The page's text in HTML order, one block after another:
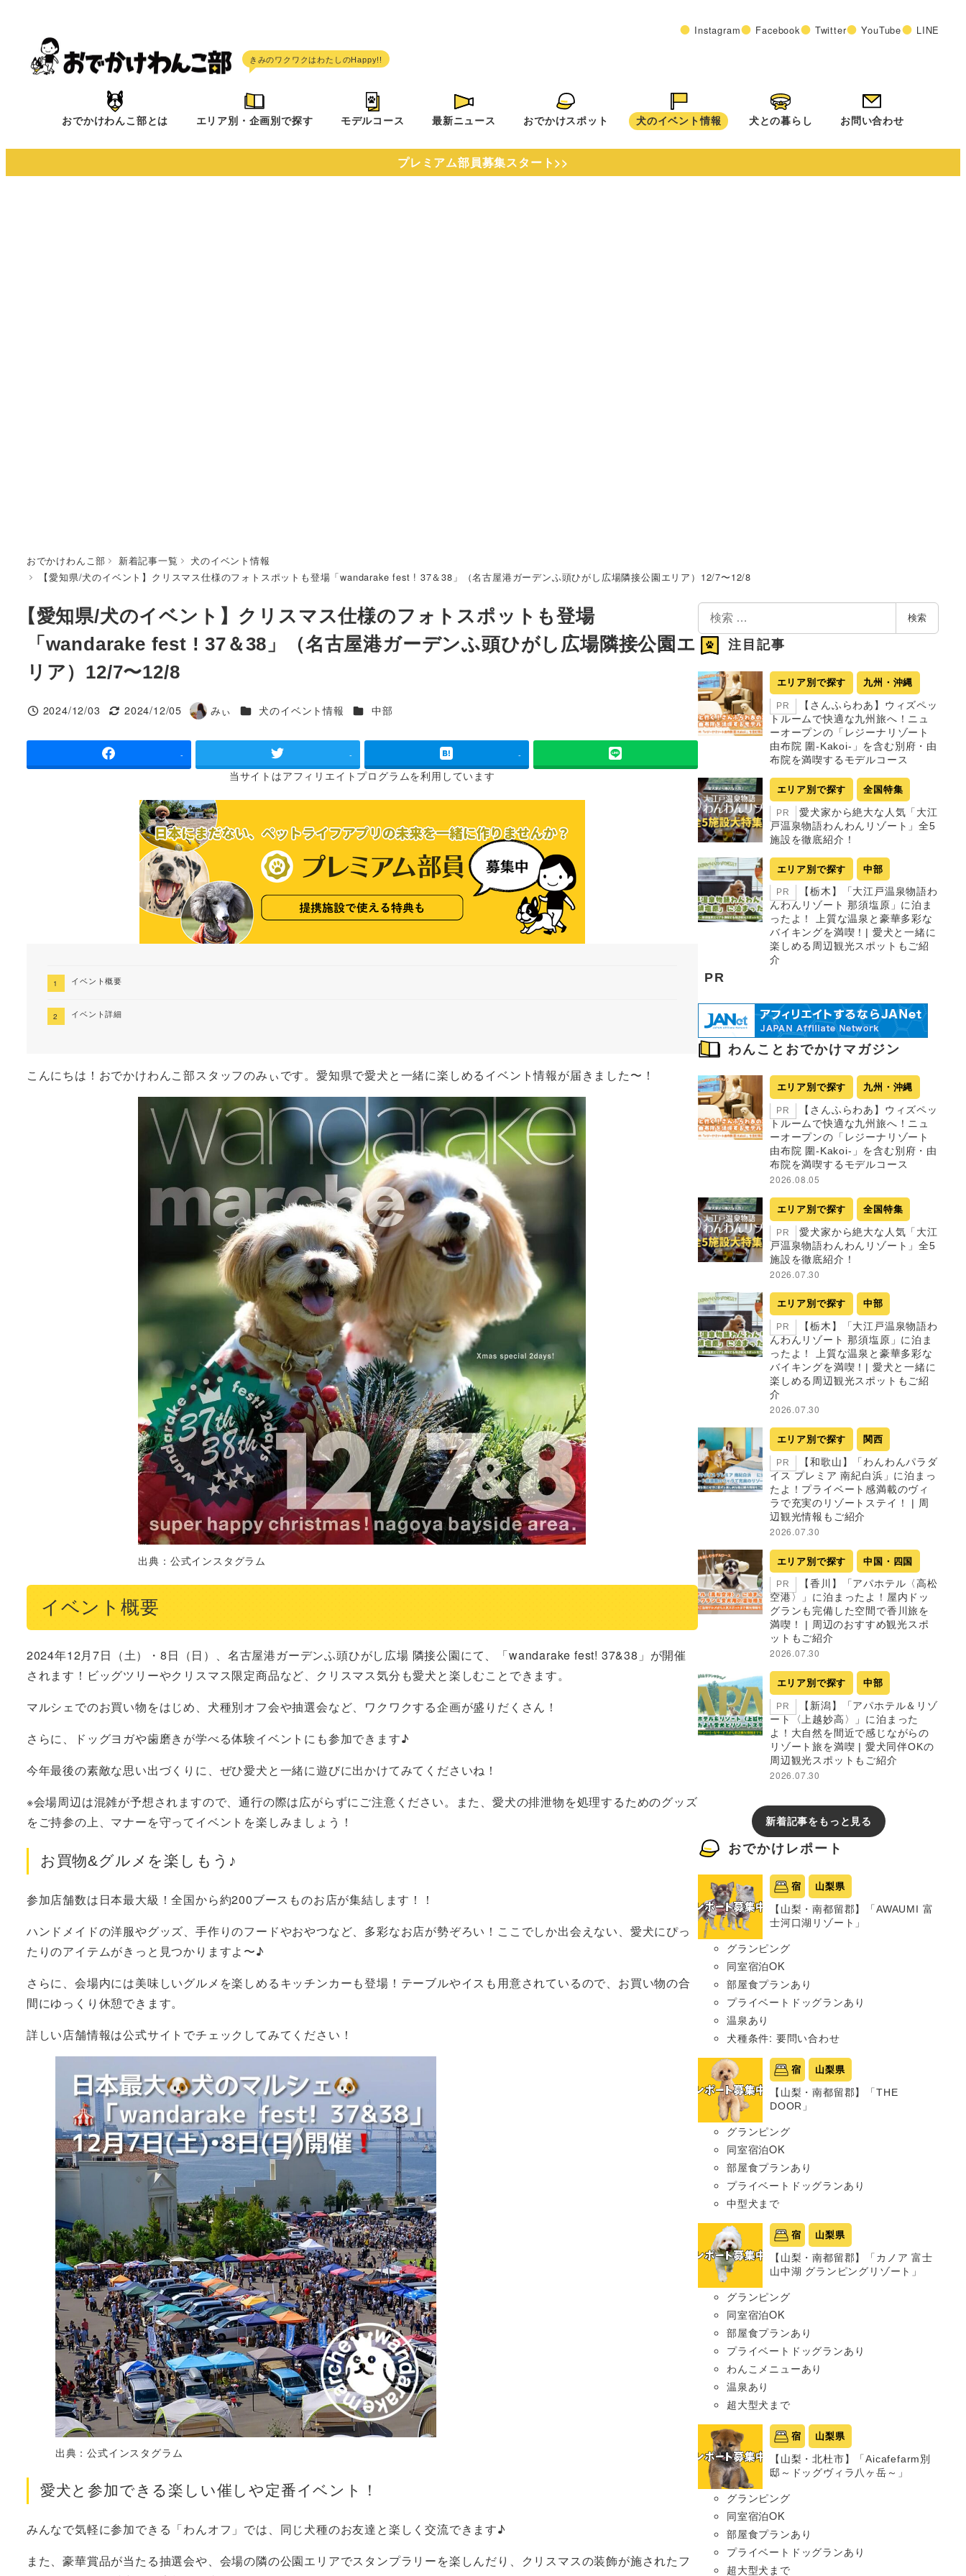
へ
Instagram Facebook Twitter YouTube LINE
おでかけわんこ部とは エリア別・企画別で探す モデルコース 最新ニュース おでかけスポット 犬のイベント情報 犬との暮らし お問い合わせ
プレミアム部員募集スタート>>
おでかけわんこ部 新着記事一覧
犬のイベント情報
【愛知県/犬のイベント】クリスマス仕様のフォトスポットも登場「wandarake fest ! 37＆38」（名古屋港ガーデンふ頭ひがし広場隣接公園エリア）12/7〜12/8
【愛知県/犬のイベント】クリスマス仕様のフォトスポットも登場
「wandarake fest ! 37＆38」（名古屋港ガーデンふ頭ひがし広場隣接公園エ
リア）12/7〜12/8
投稿日
2024/12/03
更新日
2024/12/05
著
みぃ カテゴリー
犬のイベント情報 カテゴリー
中部
- - -
当サイトはアフィリエイトプログラムを利用しています
イベント概要
イベント詳細
こんにちは！おでかけわんこ部スタッフのみぃです。愛知県で愛犬と一緒に楽しめるイベント情報が届きました〜！
出典：公式インスタグラム
イベント概要
2024年12月7日（土）・8日（日）、名古屋港ガーデンふ頭ひがし広場 隣接公園にて、「wandarake fest! 37&38」が開催
されます！ビッグツリーやクリスマス限定商品など、クリスマス気分も愛犬と楽しむことできます。
マルシェでのお買い物をはじめ、犬種別オフ会や抽選会など、ワクワクする企画が盛りだくさん！
さらに、ドッグヨガや歯磨きが学べる体験イベントにも参加できます♪
今年最後の素敵な思い出づくりに、ぜひ愛犬と一緒に遊びに出かけてみてくださいね！
※会場周辺は混雑が予想されますので、通行の際は広がらずにご注意ください。また、愛犬の排泄物を処理するためのグッズ
をご持参の上、マナーを守ってイベントを楽しみましょう！
お買物&グルメを楽しもう♪
参加店舗数は日本最大級！全国から約200ブースものお店が集結します！！
ハンドメイドの洋服やグッズ、手作りのフードやおやつなど、多彩なお店が勢ぞろい！ここでしか出会えない、愛犬にぴっ
たりのアイテムがきっと見つかりますよ〜♪
さらに、会場内には美味しいグルメを楽しめるキッチンカーも登場！テーブルやイスも用意されているので、お買い物の合
間にゆっくり休憩できます。
詳しい店舗情報は公式サイトでチェックしてみてください！
出典：公式インスタグラム
愛犬と参加できる楽しい催しや定番イベント！
みんなで気軽に参加できる「わんオフ」では、同じ犬種のお友達と楽しく交流できます♪
また、豪華賞品が当たる抽選会や、会場の隣の公園エリアでスタンプラリーを楽しんだり、クリスマスの装飾が施されたフ
検
索
検索
注目記事
エリア別で探す 九州・沖縄
PR
【さんふらわあ】ウィズペッ
トルームで快適な九州旅へ！ニュ
ーオープンの「レジーナリゾート
由布院 圍-Kakoi-」を含む別府・由
布院を満喫するモデルコース
エリア別で探す 全国特集
PR
愛犬家から絶大な人気「大江
戸温泉物語わんわんリゾート」全5
施設を徹底紹介！
エリア別で探す 中部
PR
【栃木】「大江戸温泉物語わ
んわんリゾート 那須塩原」に泊ま
ったよ！ 上質な温泉と豪華多彩な
バイキングを満喫！| 愛犬と一緒に
楽しめる周辺観光スポットもご紹
介
PR
わんことおでかけマガジン
エリア別で探す 九州・沖縄
PR
【さんふらわあ】ウィズペッ
トルームで快適な九州旅へ！ニュ
ーオープンの「レジーナリゾート
由布院 圍-Kakoi-」を含む別府・由
布院を満喫するモデルコース
2026.08.05
エリア別で探す 全国特集
PR
愛犬家から絶大な人気「大江
戸温泉物語わんわんリゾート」全5
施設を徹底紹介！
2026.07.30
エリア別で探す 中部
PR
【栃木】「大江戸温泉物語わ
んわんリゾート 那須塩原」に泊ま
ったよ！ 上質な温泉と豪華多彩な
バイキングを満喫！| 愛犬と一緒に
楽しめる周辺観光スポットもご紹
介
2026.07.30
エリア別で探す 関西
PR
【和歌山】「わんわんパラダ
イス プレミア 南紀白浜」に泊まっ
たよ！プライベート感満載のヴィ
ラで充実のリゾートステイ！ | 周
辺観光情報もご紹介
2026.07.30
エリア別で探す 中国・四国
PR
【香川】「アパホテル〈高松
空港〉」に泊まったよ！屋内ドッ
グランも完備した空間で香川旅を
満喫！ | 周辺のおすすめ観光スポ
ットもご紹介
2026.07.30
エリア別で探す 中部
PR
【新潟】「アパホテル＆リゾ
ート〈上越妙高〉」に泊まった
よ！大自然を間近で感じながらの
リゾート旅を満喫 | 愛犬同伴OKの
周辺観光スポットもご紹介
2026.07.30
新着記事をもっと見る
おでかけレポート
宿 山梨県
【山梨・南都留郡】「AWAUMI 富
士河口湖リゾート」
グランピング
同室宿泊OK
部屋食プランあり
プライベートドッグランあり
温泉あり
犬種条件: 要問い合わせ
宿 山梨県
【山梨・南都留郡】「THE
DOOR」
グランピング
同室宿泊OK
部屋食プランあり
プライベートドッグランあり
中型犬まで
宿 山梨県
【山梨・南都留郡】「カノア 富士
山中湖 グランピングリゾート」
グランピング
同室宿泊OK
部屋食プランあり
プライベートドッグランあり
わんこメニューあり
温泉あり
超大型犬まで
宿 山梨県
【山梨・北杜市】「Aicafefarm別
邸～ドッグヴィラ八ヶ岳～」
グランピング
同室宿泊OK
部屋食プランあり
プライベートドッグランあり
超大型犬まで